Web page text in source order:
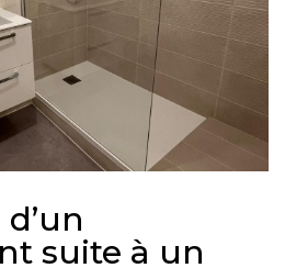
suite à un
j’accepte la politique de confidentialité de ce site.